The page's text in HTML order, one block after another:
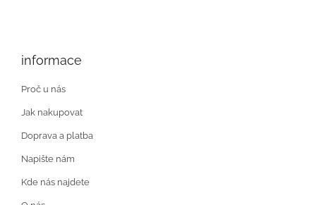
informace
Proč u nás
Jak nakupovat
Doprava a platba
Napište nám
Kde nás najdete